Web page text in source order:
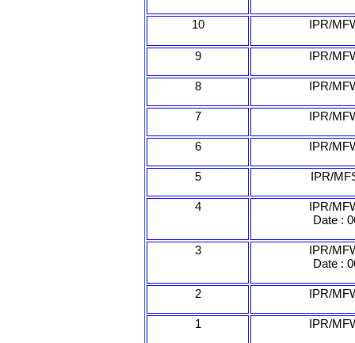
10 IPR/
9 IPR/
8 IPR/
7 IPR/
6 IPR/
5 IPR/
4
IPR/
Date :
3
IPR/
Date :
2 IPR/
1 IPR/